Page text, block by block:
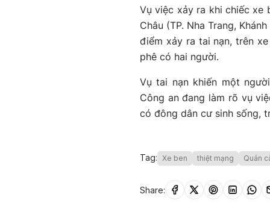
Vụ việc xảy ra khi chiếc xe
Châu (TP. Nha Trang,
điểm xảy ra tai nạn, trên
phê có hai người.
Vụ tai nạn khiến một
Công an đang làm rõ vụ
có đông dân cư sinh sống,
Tag: Xe ben thiệt mạng Quán
Share: